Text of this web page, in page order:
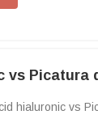
vs Picatura
hialuronic vs